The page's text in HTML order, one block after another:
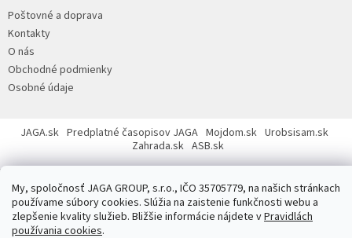
My, spoločnosť JAGA GROUP, s.r.o., IČO 35705779, na našich stránkach
používame súbory cookies. Slúžia na zaistenie funkčnosti webu a
zlepšenie kvality služieb. Bližšie informácie nájdete vPravidlách
používania cookies.
e
Poštovné a doprava
Kontakty
O nás
Obchodné podmienky
Osobné údaje
JAGA.sk Predplatné časopisov JAGA Mojdom.sk Urobsisam.sk
Zahrada.sk ASB.sk